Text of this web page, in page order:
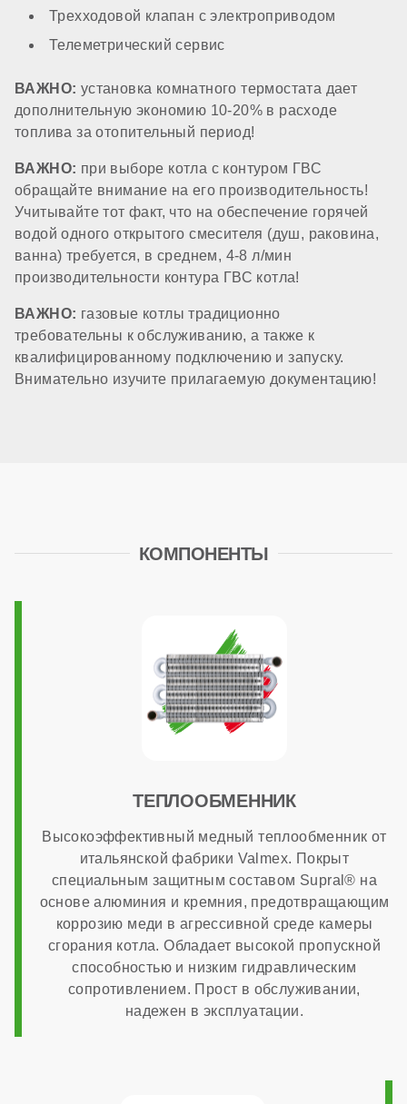
Утепление теплообменника ГВС
нет
Датчик потока ГВС
стандартный
КОМПОНЕНТЫ
Материал первичного теплообменника
медь
Расширительный бак
Циркуляционный насос
стандартный
встроенный в плату
Система автоподпитки
нет
Трехходовой клапан с электроприводом
Телеметрический сервис
ВАЖНО: установка комнатного термостата дает
дополнительную экономию 10-20% в расходе
топлива за отопительный период!
ВАЖНО: при выборе котла с контуром ГВС
обращайте внимание на его производительность!
Учитывайте тот факт, что на обеспечение горячей
водой одного открытого смесителя (душ, раковина,
ванна) требуется, в среднем, 4-8 л/мин
производительности контура ГВС котла!
ВАЖНО: газовые котлы традиционно
требовательны к обслуживанию, а также к
квалифицированному подключению и запуску.
Внимательно изучите прилагаемую документацию!
КОМПОНЕНТЫ
ТЕПЛООБМЕННИК
Высокоэффективный медный теплообменник от
итальянской фабрики Valmex. Покрыт
специальным защитным составом Supral® на
основе алюминия и кремния, предотвращающим
коррозию меди в агрессивной среде камеры
сгорания котла. Обладает высокой пропускной
способностью и низким гидравлическим
сопротивлением. Прост в обслуживании,
надежен в эксплуатации.